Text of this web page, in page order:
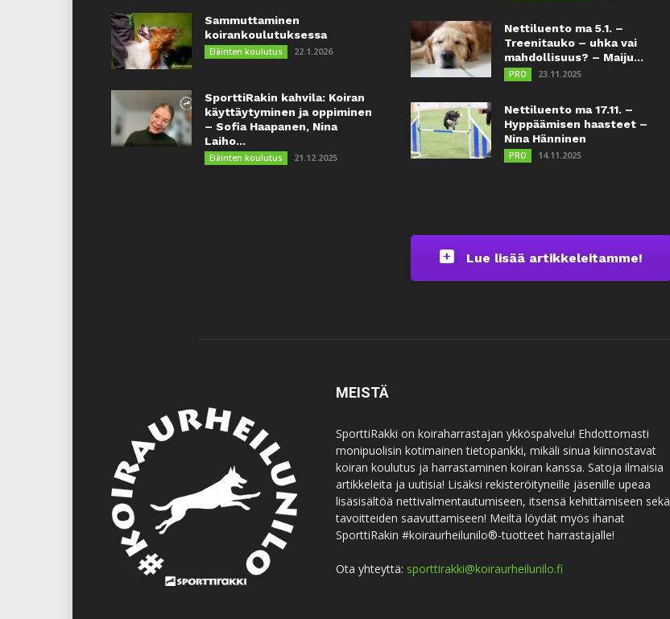
Sammuttaminen
koirankoulutuksessa
Eläinten koulutus 22.1.2026
SporttiRakin kahvila: Koiran
käyttäytyminen ja oppiminen
– Sofia Haapanen, Nina
Laiho...
Eläinten koulutus 21.12.2025
Nettiluento ma 5.1. –
Treenitauko – uhka vai
mahdollisuus? – Maiju...
PRO 23.11.2025
Nettiluento ma 17.11. –
Hyppäämisen haasteet –
Nina Hänninen
PRO 14.11.2025
Lue lisää artikkeleitamme!
MEISTÄ
SporttiRakki on koiraharrastajan ykköspalvelu! Ehdottomasti
monipuolisin kotimainen tietopankki, mikäli sinua kiinnostavat
koiran koulutus ja harrastaminen koiran kanssa. Satoja ilmaisia
artikkeleita ja uutisia! Lisäksi rekisteröityneille jäsenille upeaa
lisäsisältöä nettivalmentautumiseen, itsensä kehittämiseen sekä
tavoitteiden saavuttamiseen! Meiltä löydät myös ihanat
SporttiRakin #koiraurheilunilo®-tuotteet harrastajalle!
Ota yhteyttä: sporttirakki@koiraurheilunilo.fi